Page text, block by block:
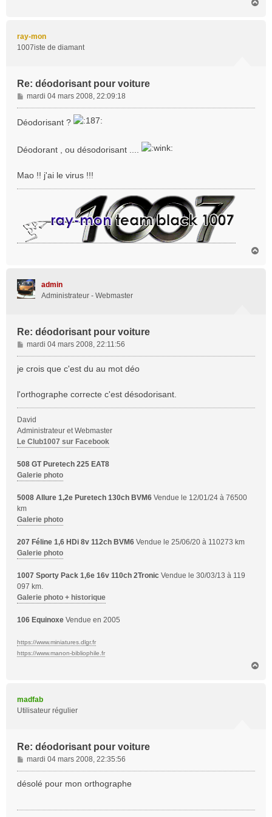
ray-mon
1007iste de diamant
Re: déodorisant pour voiture
M
e
s
g
mardi 04 mars 2008, 22:09:18
Déodorisant ?
Déodorant , ou désodorisant ....
Mao !! j'ai le virus !!!
admin
Administrateur - Webmaster
Re: déodorisant pour voiture
M
e
s
g
e
mardi 04 mars 2008, 22:11:56
je crois que c'est du au mot déo
l'orthographe correcte c'est désodorisant.
David
Administrateur et Webmaster
Le Club1007 sur Facebook
508 GT Puretech 225 EAT8
Galerie photo
5008 Allure 1,2e Puretech 130ch BVM6 Vendue le 12/01/24 à 76500
km
Galerie photo
207 Féline 1,6 HDi 8v 112ch BVM6 Vendue le 25/06/20 à 110273 km
Galerie photo
1007 Sporty Pack 1,6e 16v 110ch 2Tronic Vendue le 30/03/13 à 119
097 km.
Galerie photo + historique
106 Equinoxe Vendue en 2005
https://www.miniatures.dlgr.fr
https://www.manon-bibliophile.fr
madfab
Utilisateur régulier
Re: déodorisant pour voiture
M
e
s
mardi 04 mars 2008, 22:35:56
désolé pour mon orthographe